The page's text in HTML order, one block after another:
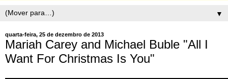
▼
quarta-feira, 25 de dezembro de 2013
Mariah Carey and Michael Buble "All I
Want For Christmas Is You"